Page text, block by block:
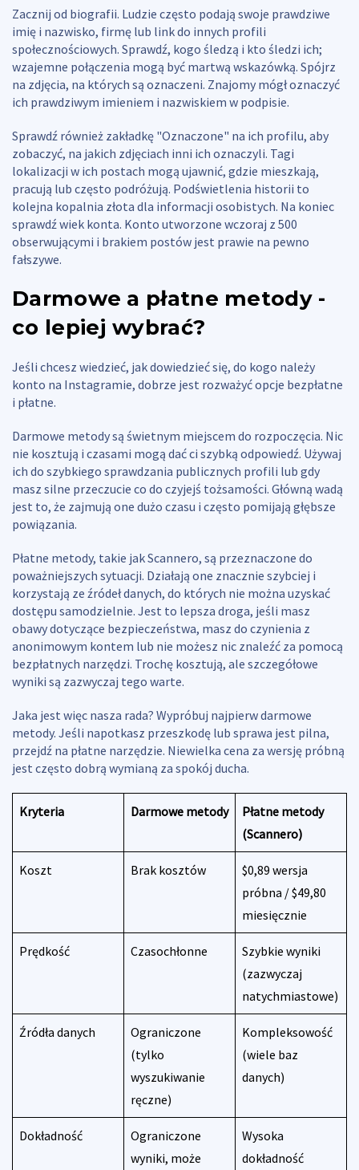
Zacznij od biografii. Ludzie często podają swoje prawdziwe
imię i nazwisko, firmę lub link do innych profili
społecznościowych. Sprawdź, kogo śledzą i kto śledzi ich;
wzajemne połączenia mogą być martwą wskazówką. Spójrz
na zdjęcia, na których są oznaczeni. Znajomy mógł oznaczyć
ich prawdziwym imieniem i nazwiskiem w podpisie.
Sprawdź również zakładkę "Oznaczone" na ich profilu, aby
zobaczyć, na jakich zdjęciach inni ich oznaczyli. Tagi
lokalizacji w ich postach mogą ujawnić, gdzie mieszkają,
pracują lub często podróżują. Podświetlenia historii to
kolejna kopalnia złota dla informacji osobistych. Na koniec
sprawdź wiek konta. Konto utworzone wczoraj z 500
obserwującymi i brakiem postów jest prawie na pewno
fałszywe.
Darmowe a płatne metody -
co lepiej wybrać?
Jeśli chcesz wiedzieć, jak dowiedzieć się, do kogo należy
konto na Instagramie, dobrze jest rozważyć opcje bezpłatne
i płatne.
Darmowe metody są świetnym miejscem do rozpoczęcia. Nic
nie kosztują i czasami mogą dać ci szybką odpowiedź. Używaj
ich do szybkiego sprawdzania publicznych profili lub gdy
masz silne przeczucie co do czyjejś tożsamości. Główną wadą
jest to, że zajmują one dużo czasu i często pomijają głębsze
powiązania.
Płatne metody, takie jak Scannero, są przeznaczone do
poważniejszych sytuacji. Działają one znacznie szybciej i
korzystają ze źródeł danych, do których nie można uzyskać
dostępu samodzielnie. Jest to lepsza droga, jeśli masz
obawy dotyczące bezpieczeństwa, masz do czynienia z
anonimowym kontem lub nie możesz nic znaleźć za pomocą
bezpłatnych narzędzi. Trochę kosztują, ale szczegółowe
wyniki są zazwyczaj tego warte.
Jaka jest więc nasza rada? Wypróbuj najpierw darmowe
metody. Jeśli napotkasz przeszkodę lub sprawa jest pilna,
przejdź na płatne narzędzie. Niewielka cena za wersję próbną
jest często dobrą wymianą za spokój ducha.
Kryteria Darmowe metody
Płatne metody
(Scannero)
Koszt Brak kosztów
$0,89 wersja
próbna / $49,80
miesięcznie
Prędkość Czasochłonne
Szybkie wyniki
(zazwyczaj
natychmiastowe)
Źródła danych
Ograniczone
(tylko
wyszukiwanie
ręczne)
Kompleksowość
(wiele baz
danych)
Dokładność
Ograniczone
wyniki, może
Wysoka
dokładność